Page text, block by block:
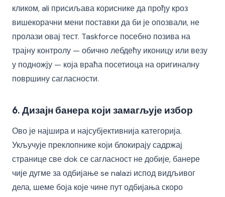
кликом, ali присиљава кориснике да прођу кроз
вишекорачни мени поставки да би је опозвали, не
пролази овај тест. Taskforce посебно позива на
трајну контролу — обично лебдећу иконицу или везу
у подножју — која враћа посетиоца на оригиналну
површину сагласности.
6. Дизајн банера који замагљује избор
Ово је најшира и најсубјективнија категорија.
Укључује преклопнике који блокирају садржај
странице све dok се сагласност не добије, банере
чије дугме за одбијање se nalazi испод видљивог
дела, шеме боја које чине пут одбијања скоро